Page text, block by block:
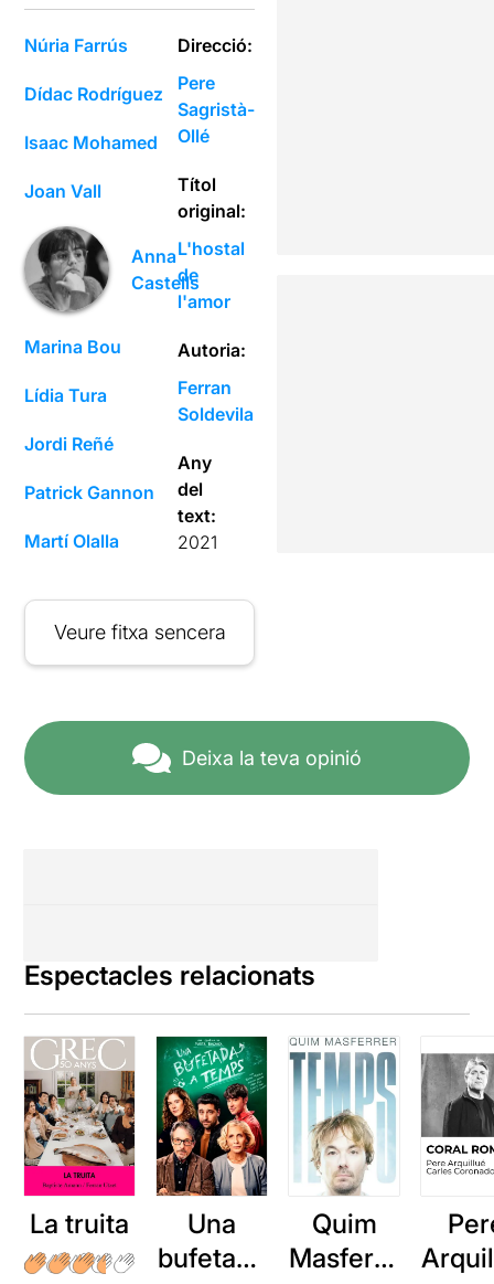
Núria Farrús
Dídac Rodríguez
Isaac Mohamed
Joan Vall
Anna
Castells
Marina Bou
Lídia Tura
Jordi Reñé
Patrick Gannon
Martí Olalla
Direcció:
Pere
Sagristà-
Ollé
Títol
original:
L'hostal
de
l'amor
Autoria:
Ferran
Soldevila
Any
del
text:
2021
Veure fitxa sencera
Deixa la teva opinió
Espectacles relacionats
La truita
Una
bufetada
Quim
Masferre